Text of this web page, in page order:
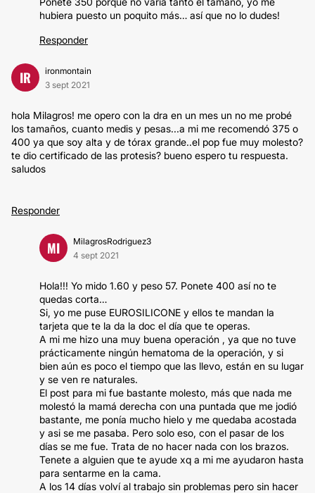
hubiera puesto un poquito más… así que no lo dudes!
Responder
IR
ironmontain
3 sept 2021
hola Milagros! me opero con la dra en un mes un no me probé
los tamaños, cuanto medis y pesas...a mi me recomendó 375 o
400 ya que soy alta y de tórax grande..el pop fue muy molesto?
te dio certificado de las protesis? bueno espero tu respuesta.
saludos
Responder
MI
MilagrosRodriguez3
4 sept 2021
Hola!!! Yo mido 1.60 y peso 57. Ponete 400 así no te
quedas corta…
Si, yo me puse EUROSILICONE y ellos te mandan la
tarjeta que te la da la doc el día que te operas.
A mi me hizo una muy buena operación , ya que no tuve
prácticamente ningún hematoma de la operación, y si
bien aún es poco el tiempo que las llevo, están en su lugar
y se ven re naturales.
El post para mi fue bastante molesto, más que nada me
molestó la mamá derecha con una puntada que me jodió
bastante, me ponía mucho hielo y me quedaba acostada
y asi se me pasaba. Pero solo eso, con el pasar de los
días se me fue. Trata de no hacer nada con los brazos.
Tenete a alguien que te ayude xq a mi me ayudaron hasta
para sentarme en la cama.
A los 14 días volví al trabajo sin problemas pero sin hacer